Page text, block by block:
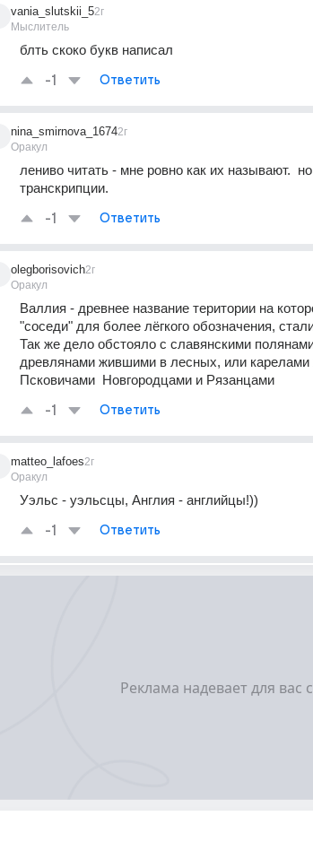
vania_slutskii_5
Мыслитель
2г
блть скоко букв написал
-1 Ответить
nina_smirnova_1674
Оракул
2г
лениво читать - мне ровно как их называют.
транскрипции.
-1 Ответить
olegborisovich
Оракул
2г
Валлия - древнее название територии на
"соседи" для более лёгкого обозначения,
Так же дело обстояло с славянскими
древлянами жившими в лесных, или
Псковичами  Новгородцами и Рязанцами
-1 Ответить
matteo_lafoes
Оракул
2г
Уэльс - уэльсцы, Англия - английцы!))
-1 Ответить